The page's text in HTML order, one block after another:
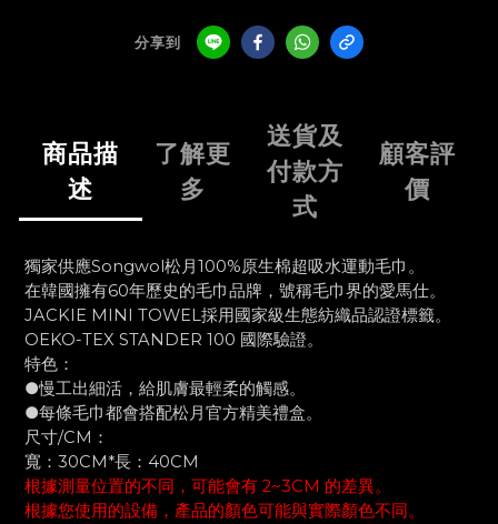
分享到
商品描
述
了解更
多
送貨及
付款方
式
顧客評
價
獨家供應Songwol松月100%原生棉超吸水運動毛巾。
在韓國擁有60年歷史的毛巾品牌，號稱毛巾界的愛馬仕。
JACKIE MINI TOWEL採用國家級生態紡織品認證標籤。
OEKO-TEX STANDER 100 國際驗證。
特色 ：
●慢工出細活，給肌膚最輕柔的觸感。
●每條毛巾都會搭配松月官方精美禮盒。
尺寸/CM ：
寬 ： 30CM*長 ： 40CM
根據測量位置的不同，可能會有 2~3CM 的差異。
根據您使用的設備，產品的顏色可能與實際顏色不同。